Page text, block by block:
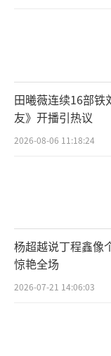
粤明曾表示
福，我宁愿痛
（
田曦薇连续16部铁
友》开播引热议
2026-08-06 11:18:24
杨超越说丁程鑫像
惊艳全场
2026-07-21 14:06:03